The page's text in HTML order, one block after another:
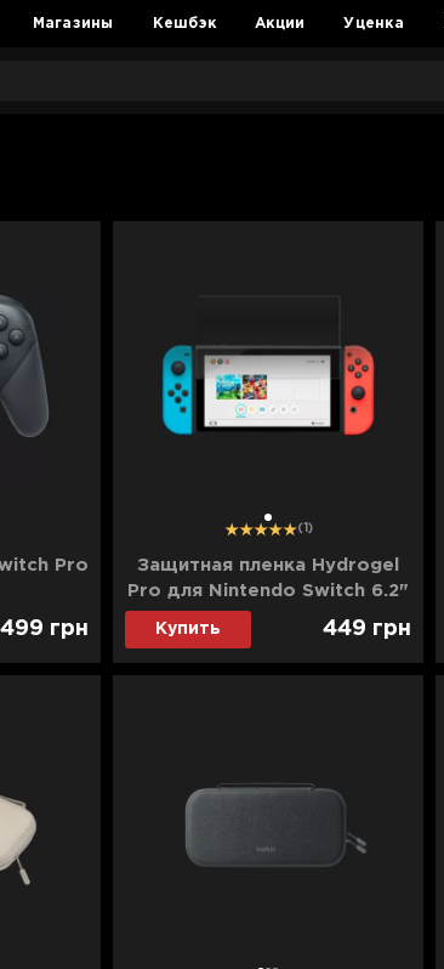
Магазины Кешбэк Акции Уценка
Pro
грн
1 (1)
Защитная пленка Hydrogel
Pro для Nintendo Switch 6.2"
(Glossy Clear)
Купить 449 грн